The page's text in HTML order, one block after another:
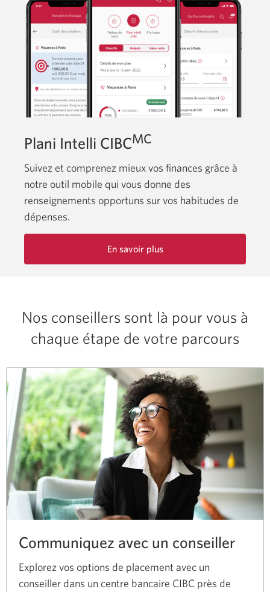
Plani Intelli CIBCMC
Suivez et comprenez mieux vos finances grâce à
notre outil mobile qui vous donne des
renseignements opportuns sur vos habitudes de
dépenses.
En savoir plus
Nos conseillers sont là pour vous à
chaque étape de votre parcours
Communiquez avec un conseiller
Explorez vos options de placement avec un
conseiller dans un centre bancaire CIBC près de